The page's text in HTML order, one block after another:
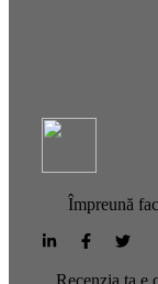
Împreună